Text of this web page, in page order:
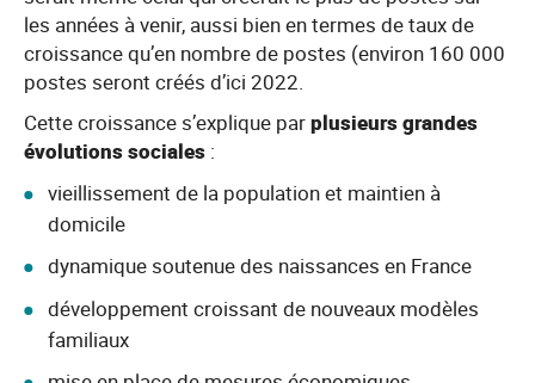
les années à venir, aussi bien en termes de taux de
croissance qu’en nombre de postes (environ 160 000
postes seront créés d’ici 2022.
Cette croissance s’explique parplusieurs grandes
évolutions sociales :
vieillissement de la population et maintien à
domicile
dynamique soutenue des naissances en France
développement croissant de nouveaux modèles
familiaux